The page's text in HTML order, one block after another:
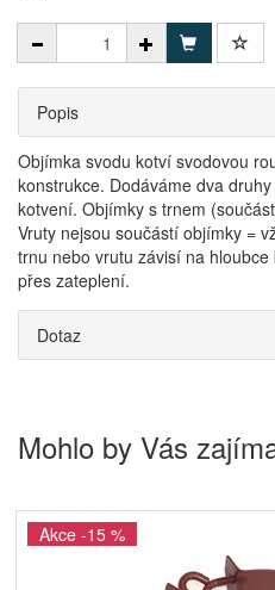
Popis
Objímka svodu kotví svodovou
konstrukce. Dodáváme dva
kotvení. Objímky s trnem
Vruty nejsou součástí objímky =
trnu nebo vrutu závisí na
přes zateplení.
Dotaz
Mohlo by Vás
Akce -15 %